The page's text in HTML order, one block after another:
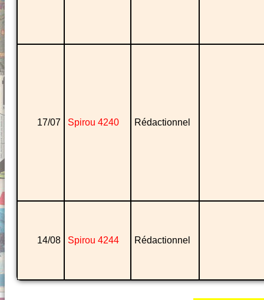
17/07 Spirou 4240 Rédactionnel
14/08 Spirou 4244 Rédactionnel